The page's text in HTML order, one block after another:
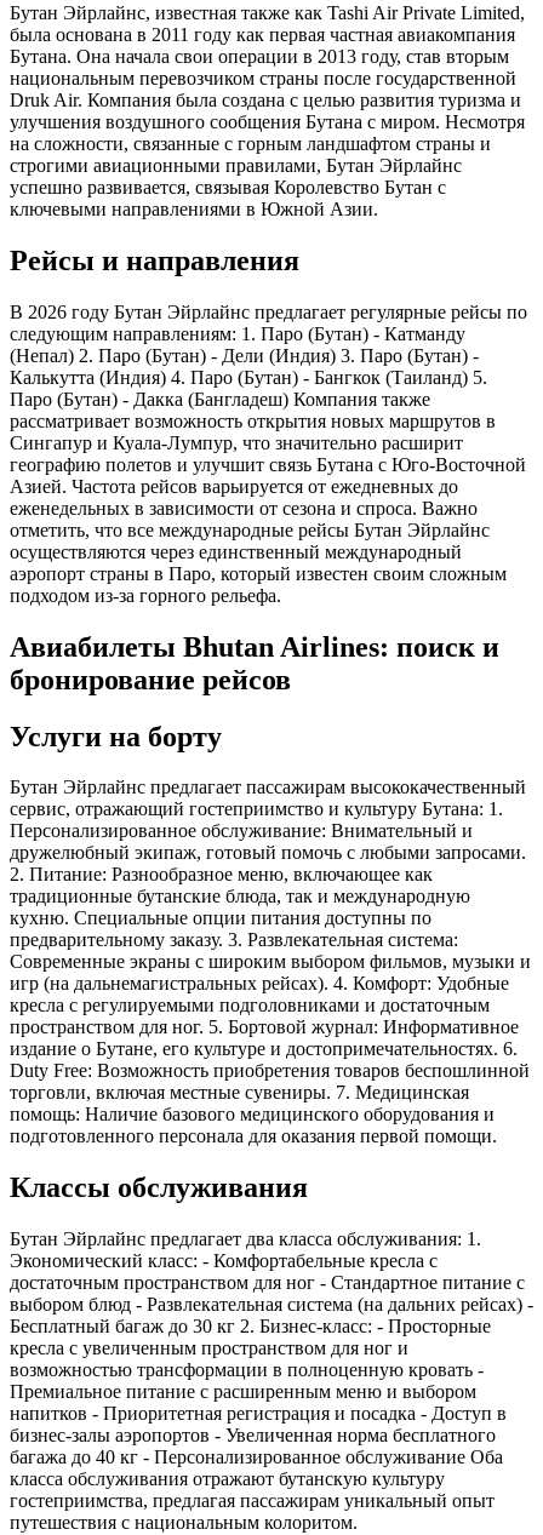
Бутан Эйрлайнс, известная также как Tashi Air Private Limited,
была основана в 2011 году как первая частная авиакомпания
Бутана. Она начала свои операции в 2013 году, став вторым
национальным перевозчиком страны после государственной
Druk Air. Компания была создана с целью развития туризма и
улучшения воздушного сообщения Бутана с миром. Несмотря
на сложности, связанные с горным ландшафтом страны и
строгими авиационными правилами, Бутан Эйрлайнс
успешно развивается, связывая Королевство Бутан с
ключевыми направлениями в Южной Азии.
Рейсы и направления
В 2026 году Бутан Эйрлайнс предлагает регулярные рейсы по
следующим направлениям: 1. Паро (Бутан) - Катманду
(Непал) 2. Паро (Бутан) - Дели (Индия) 3. Паро (Бутан) -
Калькутта (Индия) 4. Паро (Бутан) - Бангкок (Таиланд) 5.
Паро (Бутан) - Дакка (Бангладеш) Компания также
рассматривает возможность открытия новых маршрутов в
Сингапур и Куала-Лумпур, что значительно расширит
географию полетов и улучшит связь Бутана с Юго-Восточной
Азией. Частота рейсов варьируется от ежедневных до
еженедельных в зависимости от сезона и спроса. Важно
отметить, что все международные рейсы Бутан Эйрлайнс
осуществляются через единственный международный
аэропорт страны в Паро, который известен своим сложным
подходом из-за горного рельефа.
Авиабилеты Bhutan Airlines: поиск и
бронирование рейсов
Услуги на борту
Бутан Эйрлайнс предлагает пассажирам высококачественный
сервис, отражающий гостеприимство и культуру Бутана: 1.
Персонализированное обслуживание: Внимательный и
дружелюбный экипаж, готовый помочь с любыми запросами.
2. Питание: Разнообразное меню, включающее как
традиционные бутанские блюда, так и международную
кухню. Специальные опции питания доступны по
предварительному заказу. 3. Развлекательная система:
Современные экраны с широким выбором фильмов, музыки и
игр (на дальнемагистральных рейсах). 4. Комфорт: Удобные
кресла с регулируемыми подголовниками и достаточным
пространством для ног. 5. Бортовой журнал: Информативное
издание о Бутане, его культуре и достопримечательностях. 6.
Duty Free: Возможность приобретения товаров беспошлинной
торговли, включая местные сувениры. 7. Медицинская
помощь: Наличие базового медицинского оборудования и
подготовленного персонала для оказания первой помощи.
Классы обслуживания
Бутан Эйрлайнс предлагает два класса обслуживания: 1.
Экономический класс: - Комфортабельные кресла с
достаточным пространством для ног - Стандартное питание с
выбором блюд - Развлекательная система (на дальних рейсах) -
Бесплатный багаж до 30 кг 2. Бизнес-класс: - Просторные
кресла с увеличенным пространством для ног и
возможностью трансформации в полноценную кровать -
Премиальное питание с расширенным меню и выбором
напитков - Приоритетная регистрация и посадка - Доступ в
бизнес-залы аэропортов - Увеличенная норма бесплатного
багажа до 40 кг - Персонализированное обслуживание Оба
класса обслуживания отражают бутанскую культуру
гостеприимства, предлагая пассажирам уникальный опыт
путешествия с национальным колоритом.